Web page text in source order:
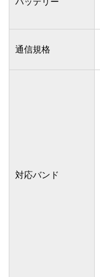
通信規格
対応バンド